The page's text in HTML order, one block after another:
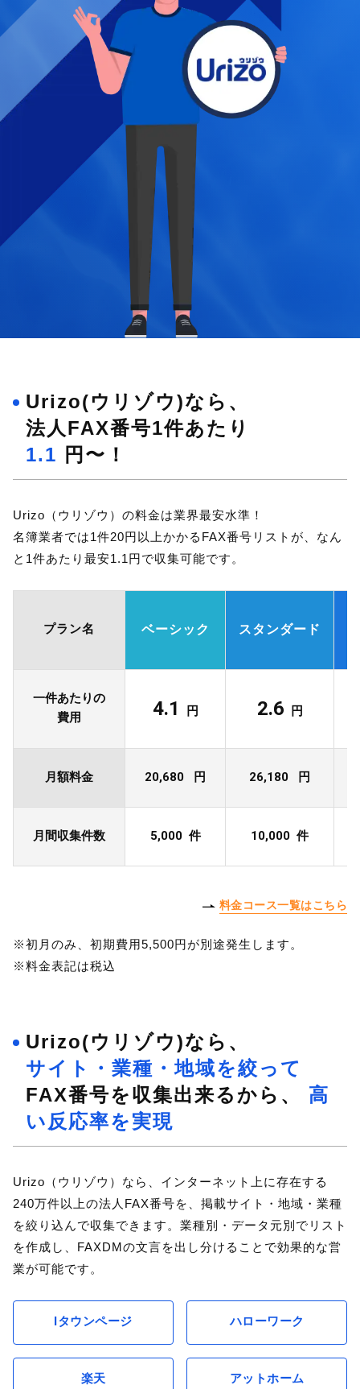
Urizo(ウリゾウ)なら、
法人FAX番号1件あたり
1.1 円〜！
Urizo（ウリゾウ）の料金は業界最安水準！
名簿業者では1件20円以上かかるFAX番号リストが、なん
と1件あたり最安1.1円で収集可能です。
プラン名 ベーシック スタンダード
一件あたりの
費用
4.1 円 2.6 円
月額料金 20,680 円 26,180 円
月間収集件数 5,000 件 10,000 件
料金コース一覧はこちら
※初月のみ、初期費用5,500円が別途発生します。
※料金表記は税込
Urizo(ウリゾウ)なら、
サイト・業種・地域を絞って
FAX番号を収集出来るから、 高
い反応率を実現
Urizo（ウリゾウ）なら、インターネット上に存在する
240万件以上の法人FAX番号を、掲載サイト・地域・業種
を絞り込んで収集できます。業種別・データ元別でリスト
を作成し、FAXDMの文言を出し分けることで効果的な営
業が可能です。
Iタウンページ ハローワーク
楽天 アットホーム